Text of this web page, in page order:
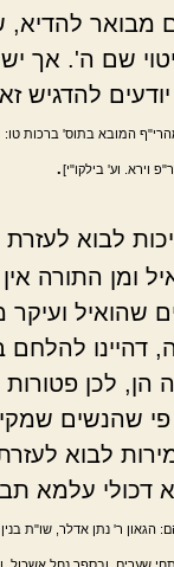
מבואר
שם ה'. אך יש
להדגיש
המובא בתוס' ברכות טו:
וירא. וע' בילקו"י].
לבוא
ומן התורה
שהואיל ועיקר
דהיינו
הן, לכן
שהנשים
לבוא
דכולי עלמא
ר' נתן אדלר, שו"ת בנין